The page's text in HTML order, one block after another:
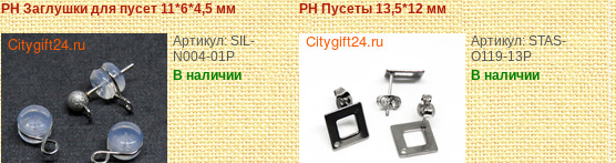
PH Заглушки для пусет 11*6*4,5 мм
Артикул: SIL-
N004-01P
В наличии
PH Пусеты 13,5*12 мм
Артикул: STAS-
O119-13P
В наличии